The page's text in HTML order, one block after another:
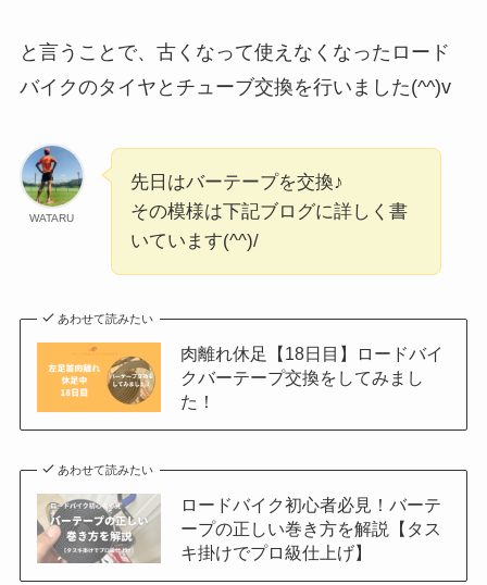
と言うことで、古くなって使えなくなったロード
バイクのタイヤとチューブ交換を行いました(^^)v
WATARU
先日はバーテープを交換♪
その模様は下記ブログに詳しく書
いています(^^)/
あわせて読みたい
肉離れ休足【18日目】ロードバイ
クバーテープ交換をしてみまし
た！
あわせて読みたい
ロードバイク初心者必見！バーテ
ープの正しい巻き方を解説【タス
キ掛けでプロ級仕上げ】